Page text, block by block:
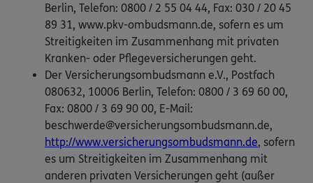
Berlin, Telefon: 0800 / 2 55 04 44, Fax: 030 / 20 45
89 31, www.pkv-ombudsmann.de, sofern es um
Streitigkeiten im Zusammenhang mit privaten
Kranken- oder Pflegeversicherungen geht.
Der Versicherungsombudsmann e.V., Postfach
080632, 10006 Berlin, Telefon: 0800 / 3 69 60 00,
Fax: 0800 / 3 69 90 00, E-Mail:
beschwerde@versicherungsombudsmann.de,
http://www.versicherungsombudsmann.de, sofern
es um Streitigkeiten im Zusammenhang mit
anderen privaten Versicherungen geht (außer